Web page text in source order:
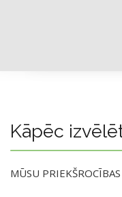
Kāpēc
MŪSU PRIEKŠROCĪBAS